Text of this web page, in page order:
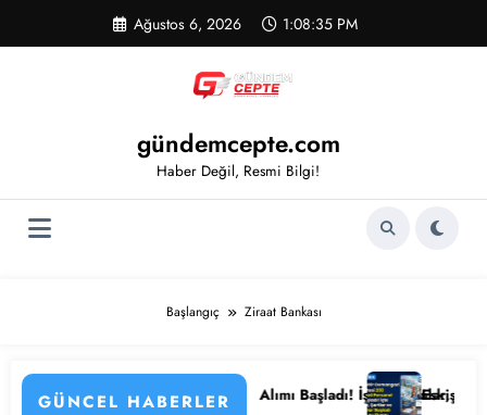
Ağustos 6, 2026 1:08:35 PM
gündemcepte.com
Haber Değil, Resmi Bilgi!
Başlangıç Ziraat Bankası
GÜNCEL HABERLER
Detayları
Kamu Hastanesi Personel Alımı Başladı! İşte Kadrolar, Şehirler ve
Eskişehir